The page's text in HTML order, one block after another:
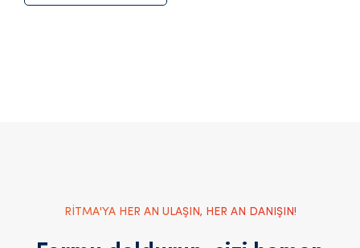
RİTMA'YA HER AN ULAŞIN, HER AN DANIŞIN!